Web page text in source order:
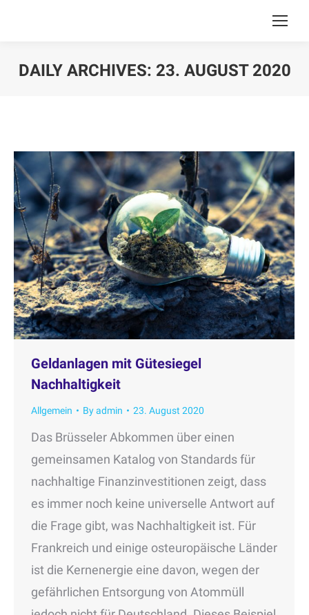
DAILY ARCHIVES: 23. AUGUST 2020
Geldanlagen mit Gütesiegel
Nachhaltigkeit
Allgemein Byadmin 23. August 2020
Das Brüsseler Abkommen über einen
gemeinsamen Katalog von Standards für
nachhaltige Finanzinvestitionen zeigt, dass
es immer noch keine universelle Antwort auf
die Frage gibt, was Nachhaltigkeit ist. Für
Frankreich und einige osteuropäische Länder
ist die Kernenergie eine davon, wegen der
gefährlichen Entsorgung von Atommüll